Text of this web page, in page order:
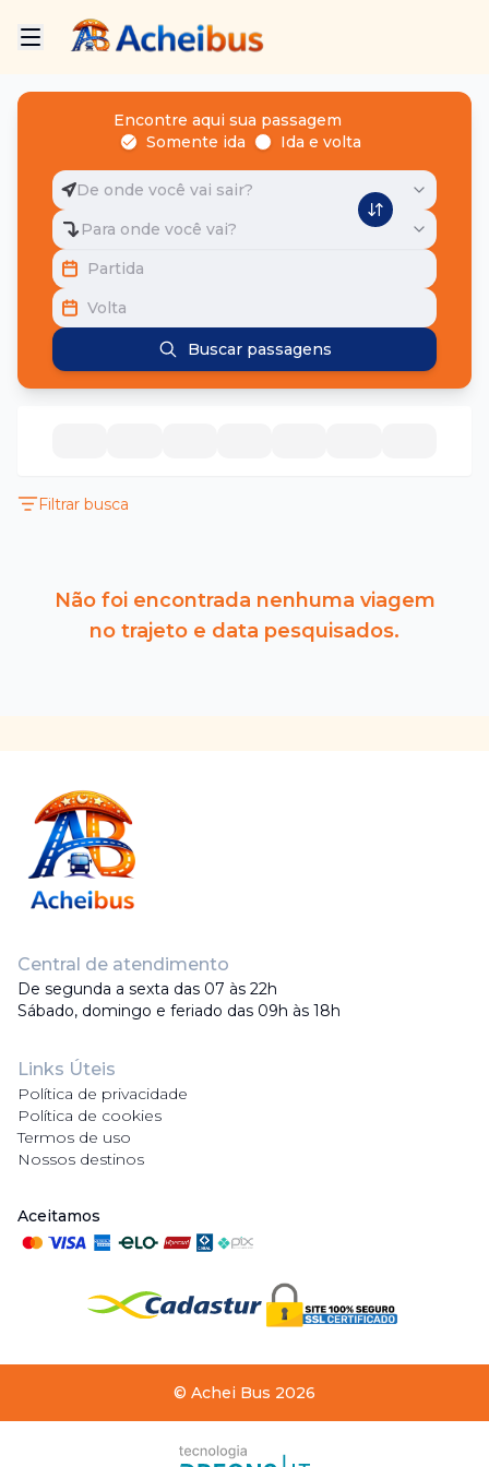
Encontre aqui sua passagem
Somente ida
Ida e volta
De onde você vai sair?
Para onde você vai?
Partida
Volta
Buscar passagens
Filtrar busca
Não foi encontrada nenhuma viagem
no trajeto e data pesquisados.
Central de atendimento
De segunda a sexta das 07 às 22h
Sábado, domingo e feriado das 09h às 18h
Links Úteis
Política de privacidade
Política de cookies
Termos de uso
Nossos destinos
Aceitamos
© Achei Bus 2026